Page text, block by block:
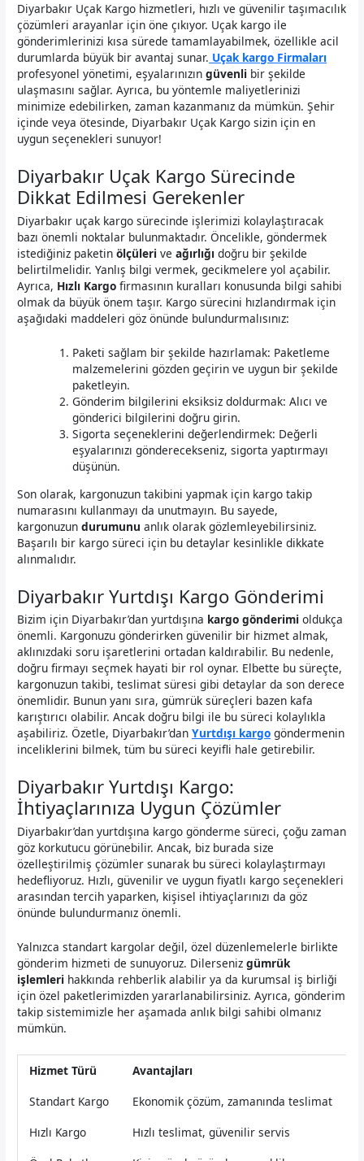
Diyarbakır Uçak Kargo hizmetleri, hızlı ve güvenilir taşımacılık
çözümleri arayanlar için öne çıkıyor. Uçak kargo ile
gönderimlerinizi kısa sürede tamamlayabilmek, özellikle acil
durumlarda büyük bir avantaj sunar. Uçak kargo Firmaları
profesyonel yönetimi, eşyalarınızıngüvenli bir şekilde
ulaşmasını sağlar. Ayrıca, bu yöntemle maliyetlerinizi
minimize edebilirken, zaman kazanmanız da mümkün. Şehir
içinde veya ötesinde, Diyarbakır Uçak Kargo sizin için en
uygun seçenekleri sunuyor!
Diyarbakır Uçak Kargo Sürecinde
Dikkat Edilmesi Gerekenler
Diyarbakır uçak kargo sürecinde işlerimizi kolaylaştıracak
bazı önemli noktalar bulunmaktadır. Öncelikle, göndermek
istediğiniz paketinölçüleri veağırlığı doğru bir şekilde
belirtilmelidir. Yanlış bilgi vermek, gecikmelere yol açabilir.
Ayrıca, Hızlı Kargo firmasının kuralları konusunda bilgi sahibi
olmak da büyük önem taşır. Kargo sürecini hızlandırmak için
aşağıdaki maddeleri göz önünde bulundurmalısınız:
Paketi sağlam bir şekilde hazırlamak: Paketleme
malzemelerini gözden geçirin ve uygun bir şekilde
paketleyin.
Gönderim bilgilerini eksiksiz doldurmak: Alıcı ve
gönderici bilgilerini doğru girin.
Sigorta seçeneklerini değerlendirmek: Değerli
eşyalarınızı gönderecekseniz, sigorta yaptırmayı
düşünün.
Son olarak, kargonuzun takibini yapmak için kargo takip
numarasını kullanmayı da unutmayın. Bu sayede,
kargonuzundurumunu anlık olarak gözlemleyebilirsiniz.
Başarılı bir kargo süreci için bu detaylar kesinlikle dikkate
alınmalıdır.
Diyarbakır Yurtdışı Kargo Gönderimi
Bizim için Diyarbakır’dan yurtdışına kargo gönderimi oldukça
önemli. Kargonuzu gönderirken güvenilir bir hizmet almak,
aklınızdaki soru işaretlerini ortadan kaldırabilir. Bu nedenle,
doğru firmayı seçmek hayati bir rol oynar. Elbette bu süreçte,
kargonuzun takibi, teslimat süresi gibi detaylar da son derece
önemlidir. Bunun yanı sıra, gümrük süreçleri bazen kafa
karıştırıcı olabilir. Ancak doğru bilgi ile bu süreci kolaylıkla
aşabiliriz. Özetle, Diyarbakır’danYurtdışı kargo göndermenin
inceliklerini bilmek, tüm bu süreci keyifli hale getirebilir.
Diyarbakır Yurtdışı Kargo:
İhtiyaçlarınıza Uygun Çözümler
Diyarbakır’dan yurtdışına kargo gönderme süreci, çoğu zaman
göz korkutucu görünebilir. Ancak, biz burada size
özelleştirilmiş çözümler sunarak bu süreci kolaylaştırmayı
hedefliyoruz. Hızlı, güvenilir ve uygun fiyatlı kargo seçenekleri
arasından tercih yaparken, kişisel ihtiyaçlarınızı da göz
önünde bulundurmanız önemli.
Yalnızca standart kargolar değil, özel düzenlemelerle birlikte
gönderim hizmeti de sunuyoruz. Dilersenizgümrük
işlemleri hakkında rehberlik alabilir ya da kurumsal iş birliği
için özel paketlerimizden yararlanabilirsiniz. Ayrıca, gönderim
takip sistemimizle her aşamada anlık bilgi sahibi olmanız
mümkün.
Hizmet Türü
Avantajları
Standart Kargo
Ekonomik çözüm, zamanında teslimat
Hızlı Kargo
Hızlı teslimat, güvenilir servis